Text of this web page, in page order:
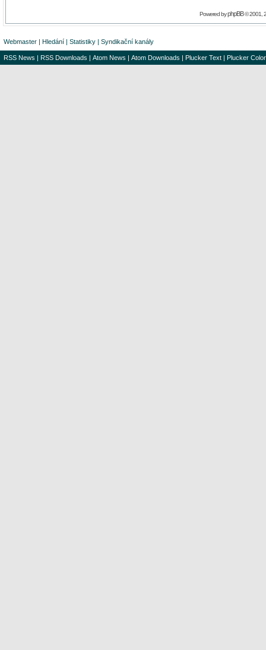
Powered byphpBB© 2001,
Webmaster | Hledání | Statistiky | Syndikační kanály
RSS News | RSS Downloads | Atom News | Atom Downloads | Plucker Text | Plucker Color